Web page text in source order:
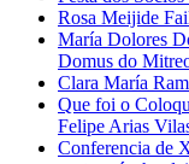
Rosa Meijide
María Dolores
Domus do
Clara María
Que foi o
Felipe Arias
Conferencia de